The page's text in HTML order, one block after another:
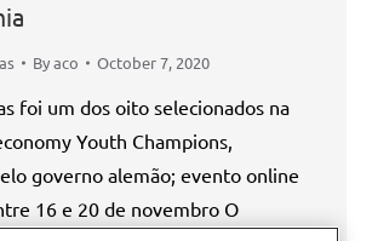
Byaco October 7, 2020
foi um dos oito selecionados na
Youth Champions,
governo alemão; evento online
16 e 20 de novembro O